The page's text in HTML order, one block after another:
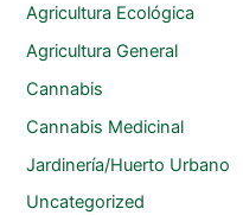
Agricultura Ecológica
Agricultura General
Cannabis
Cannabis Medicinal
Jardinería/Huerto Urbano
Uncategorized